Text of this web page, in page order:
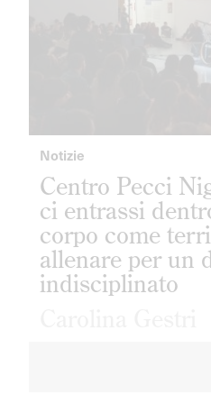
Notizie
Centro Pecci
ci entrassi
corpo come
allenare per un
indisciplinato